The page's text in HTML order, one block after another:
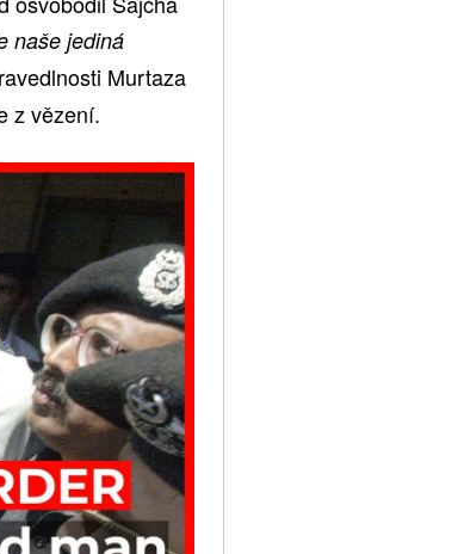
naše jediná
Murtaza
z vězení.